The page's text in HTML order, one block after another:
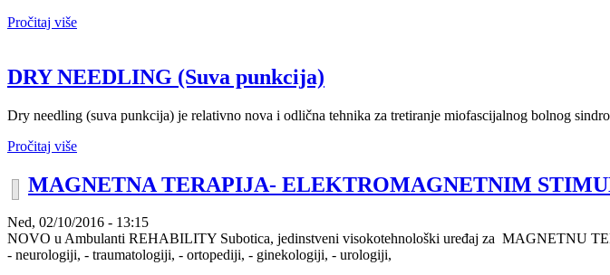
Pročitaj više
DRY NEEDLING (Suva punkcija)
Dry needling (suva punkcija) je relativno nova i odlična tehnika za tretiranje miofascijalnog bolnog
Pročitaj više
MAGNETNA TERAPIJA- ELEKTROMAGNETNIM
Ned, 02/10/2016 - 13:15
NOVO u Ambulanti REHABILITY Subotica, jedinstveni visokotehnološki uređaj za MAGNETNU
- neurologiji, - traumatologiji, - ortopediji, - ginekologiji, - urologiji,